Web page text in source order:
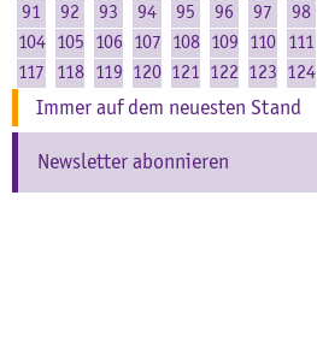
91
92 93 94 95 96 97 98
104
105 106 107 108 109 110 111
117
118 119 120 121 122 123 124
Immer auf dem neuesten Stand
Newsletter abonnieren